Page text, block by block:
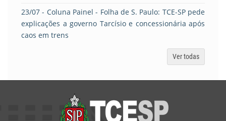
23/07 - Coluna Painel - Folha de S. Paulo: TCE-SP pede
explicações a governo Tarcísio e concessionária após
caos em trens
Ver todas